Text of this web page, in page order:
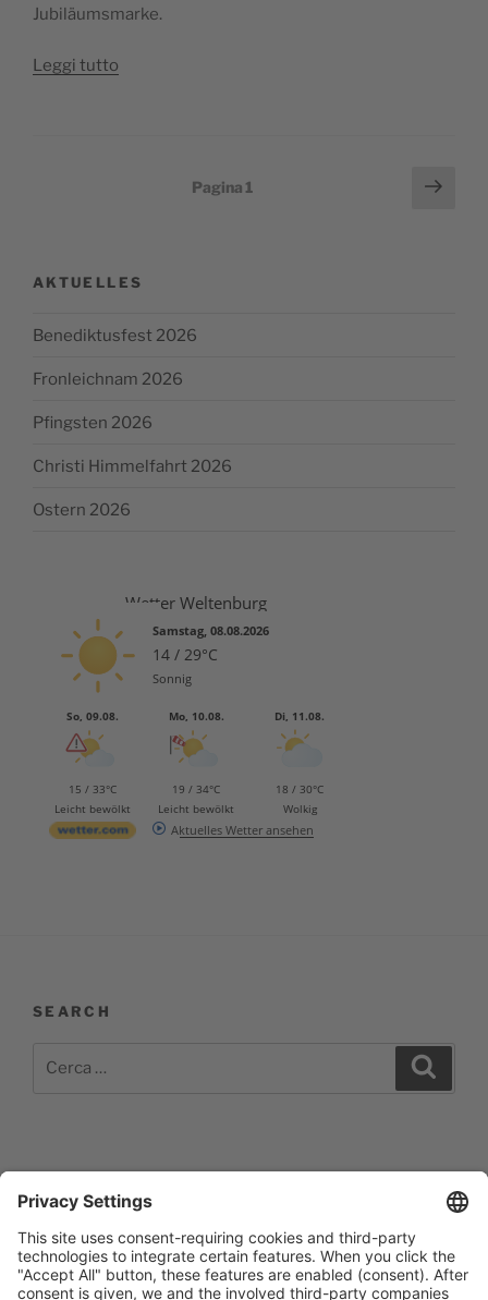
Jubiläumsmarke.
Leg­gi tut­to
Quadratzentimeter”
Pagina 1
AKTUELLES
Benediktusfest 2026
Fronleichnam 2026
Pfingsten 2026
Christi Himmelfahrt 2026
Ostern 2026
Wetter Weltenburg
Samstag, 08.08.2026
14 / 29°C
Sonnig
So, 09.08.
15 / 33°C
Leicht bewölkt
Mo, 10.08.
19 / 34°C
Leicht bewölkt
Di, 11.08.
18 / 30°C
Wolkig
Aktuelles Wetter ansehen
SEARCH
Impressum
Barrierefreiheitserklärung